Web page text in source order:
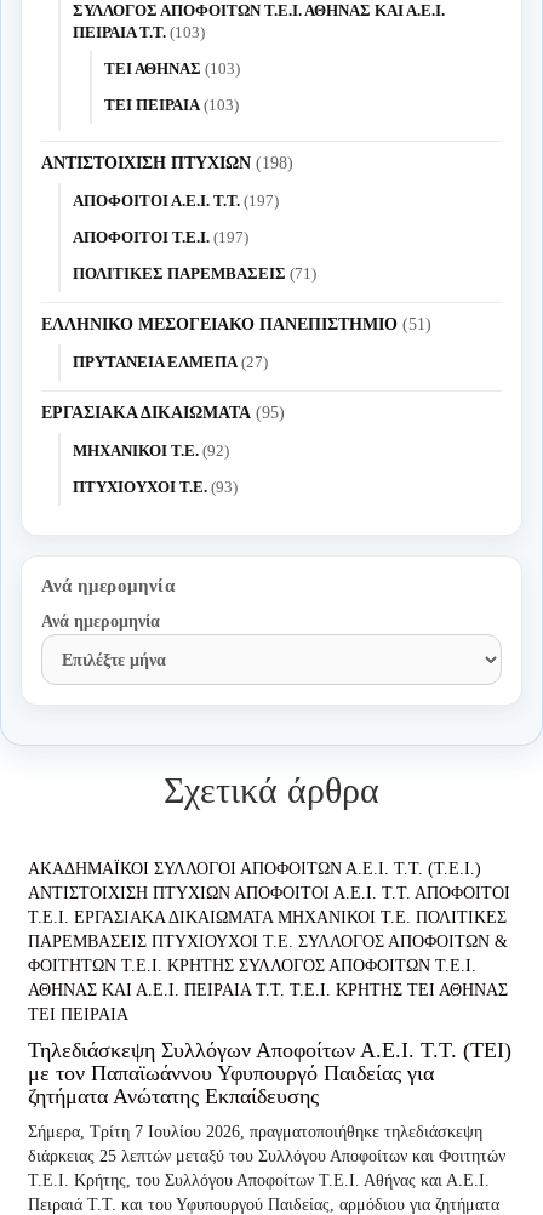
ΣΥΛΛΟΓΟΣ ΑΠΟΦΟΙΤΩΝ Τ.Ε.Ι. ΑΘΗΝΑΣ ΚΑΙ Α.Ε.Ι.
ΠΕΙΡΑΙΑ Τ.Τ. (103)
ΤΕΙ ΑΘΗΝΑΣ (103)
ΤΕΙ ΠΕΙΡΑΙΑ(103)
ΑΝΤΙΣΤΟΙΧΙΣΗ ΠΤΥΧΙΩΝ (198)
ΑΠΟΦΟΙΤΟΙ Α.Ε.Ι. Τ.Τ. (197)
ΑΠΟΦΟΙΤΟΙ Τ.Ε.Ι. (197)
ΠΟΛΙΤΙΚΕΣ ΠΑΡΕΜΒΑΣΕΙΣ (71)
ΕΛΛΗΝΙΚΟ ΜΕΣΟΓΕΙΑΚΟ ΠΑΝΕΠΙΣΤΗΜΙΟ (51)
ΠΡΥΤΑΝΕΙΑ ΕΛΜΕΠΑ(27)
ΕΡΓΑΣΙΑΚΑ ΔΙΚΑΙΩΜΑΤΑ (95)
ΜΗΧΑΝΙΚΟΙ Τ.Ε. (92)
ΠΤΥΧΙΟΥΧΟΙ Τ.Ε. (93)
Ανά ημερομηνία
Ανά ημερομηνία
Σχετικά άρθρα
ΑΚΑΔΗΜΑΪΚΟΙ ΣΥΛΛΟΓΟΙ ΑΠΟΦΟΙΤΩΝ Α.Ε.Ι. Τ.Τ. (Τ.Ε.Ι.)
ΑΝΤΙΣΤΟΙΧΙΣΗ ΠΤΥΧΙΩΝ ΑΠΟΦΟΙΤΟΙ Α.Ε.Ι. Τ.Τ. ΑΠΟΦΟΙΤΟΙ
Τ.Ε.Ι.
ΕΡΓΑΣΙΑΚΑ ΔΙΚΑΙΩΜΑΤΑ ΜΗΧΑΝΙΚΟΙ Τ.Ε.
ΠΟΛΙΤΙΚΕΣ
ΠΑΡΕΜΒΑΣΕΙΣ ΠΤΥΧΙΟΥΧΟΙ Τ.Ε.
ΣΥΛΛΟΓΟΣ ΑΠΟΦΟΙΤΩΝ &
ΦΟΙΤΗΤΩΝ Τ.Ε.Ι. ΚΡΗΤΗΣ ΣΥΛΛΟΓΟΣ ΑΠΟΦΟΙΤΩΝ Τ.Ε.Ι.
ΑΘΗΝΑΣ ΚΑΙ Α.Ε.Ι. ΠΕΙΡΑΙΑ Τ.Τ. Τ.Ε.Ι. ΚΡΗΤΗΣ ΤΕΙ ΑΘΗΝΑΣ
ΤΕΙ ΠΕΙΡΑΙΑ
Τηλεδιάσκεψη Συλλόγων Αποφοίτων Α.Ε.Ι. Τ.Τ. (ΤΕΙ)
με τον Παπαϊωάννου Υφυπουργό Παιδείας για
ζητήματα Ανώτατης Εκπαίδευσης
Σήμερα, Τρίτη 7 Ιουλίου 2026, πραγματοποιήθηκε τηλεδιάσκεψη
διάρκειας 25 λεπτών μεταξύ του Συλλόγου Αποφοίτων και Φοιτητών
Τ.Ε.Ι. Κρήτης, του Συλλόγου Αποφοίτων Τ.Ε.Ι. Αθήνας και Α.Ε.Ι.
Πειραιά Τ.Τ. και του Υφυπουργού Παιδείας, αρμόδιου για ζητήματα